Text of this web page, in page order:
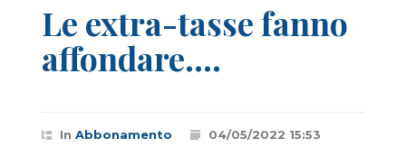
Le extra-tasse fanno
affondare....
In Abbonamento
04/05/2022 15:53